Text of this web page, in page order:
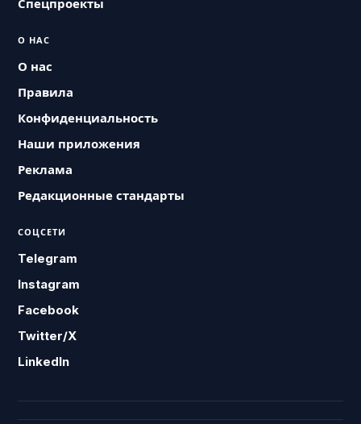
Спецпроекты
О НАС
О нас
Правила
Конфиденциальность
Наши приложения
Реклама
Редакционные стандарты
СОЦСЕТИ
Telegram
Instagram
Facebook
Twitter/X
LinkedIn